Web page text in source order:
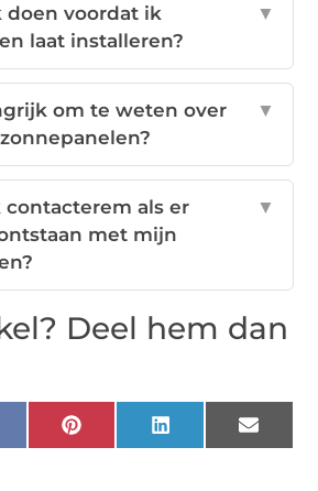
doen voordat ik
laat installeren?
▼
om te weten over
▼
als er
met mijn
▼
Deel hem dan
PinterestLinkedIn Email